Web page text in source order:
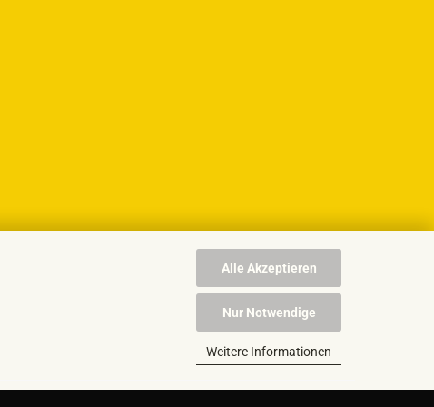
Alle Akzeptieren
Nur Notwendige
Weitere Informationen